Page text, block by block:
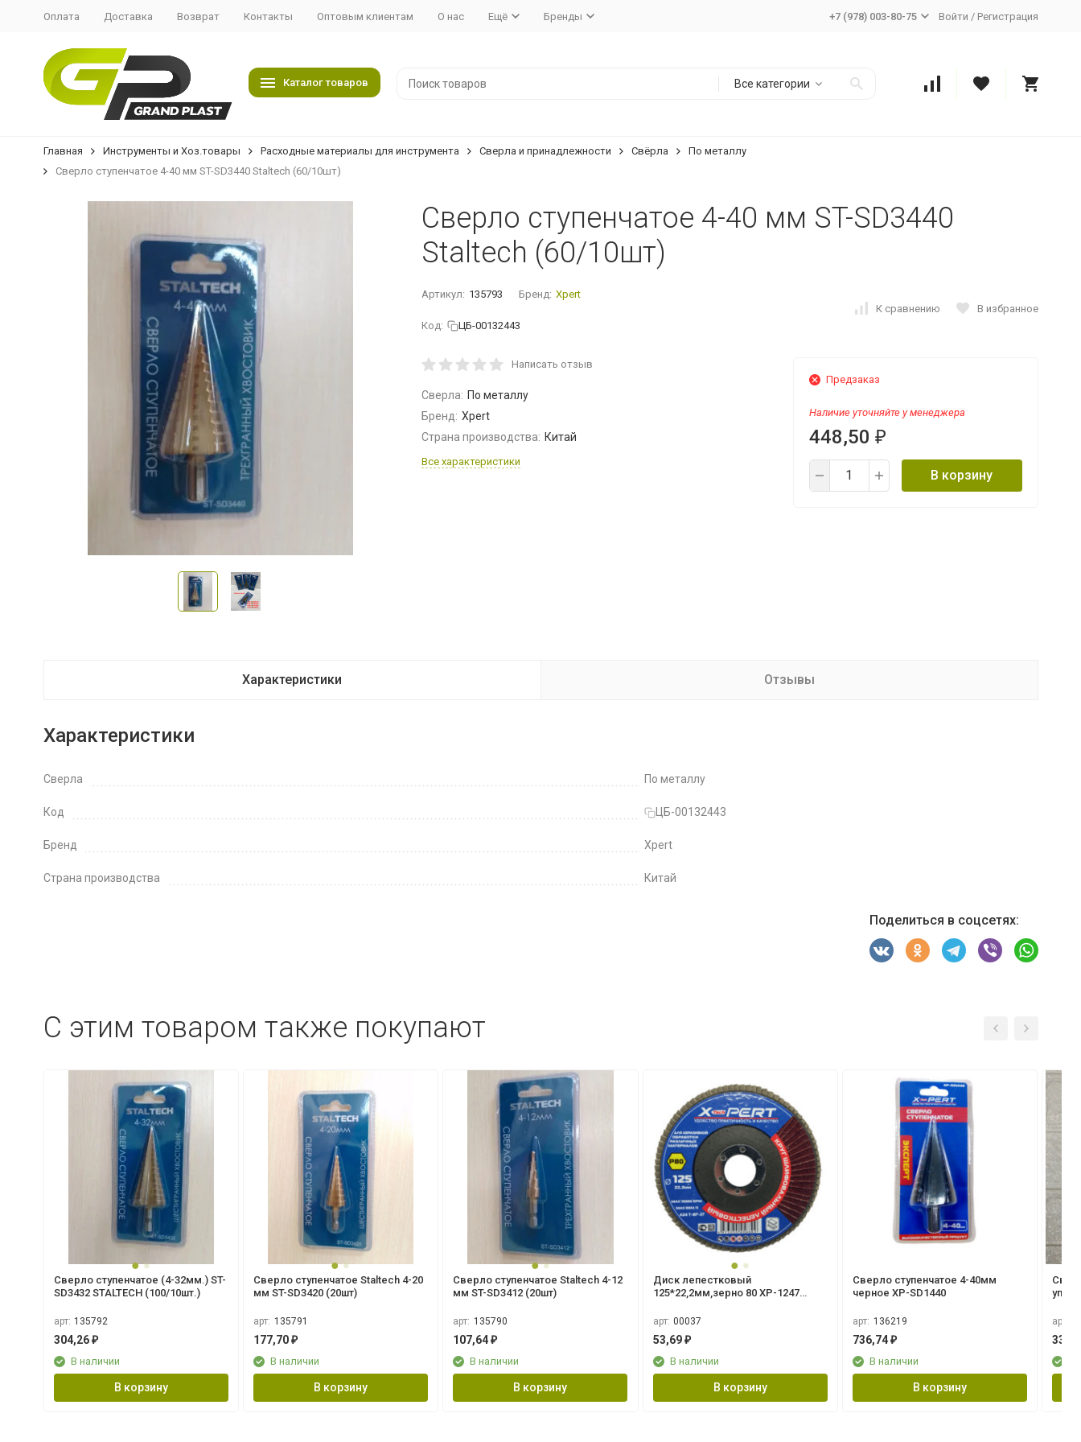
Оплата Доставка Возврат Контакты Оптовым клиентам О нас Ещё Бренды +7 (978) 003-80-75 Войти / Регистрация
Каталог товаров Все категории
Главная Инструменты и Хоз.товары Расходные материалы для инструмента Сверла и принадлежности Свёрла
По металлу
Сверло ступенчатое 4-40 мм ST-SD3440 Staltech (60/10шт)
Сверло ступенчатое 4-40 мм ST-SD3440
Staltech (60/10шт)
Артикул: 135793 Бренд: Xpert
Код: ЦБ-00132443
К сравнению В избранное
Написать отзыв
Сверла: По металлу
Бренд: Xpert
Страна производства: Китай
Все характеристики
Предзаказ
Наличие уточняйте у менеджера
448,50 ₽
В корзину
Характеристики Отзывы
Характеристики
Сверла По металлу
Код ЦБ-00132443
Бренд Xpert
Страна производства Китай
Поделиться в соцсетях:
C этим товаром также покупают
Сверло ступенчатое (4-32мм.) ST-
SD3432 STALTECH (100/10шт.)
арт: 135792
304,26 ₽
В наличии
В корзину
Сверло ступенчатое Staltech 4-20
мм ST-SD3420 (20шт)
арт: 135791
177,70 ₽
В наличии
В корзину
Сверло ступенчатое Staltech 4-12
мм ST-SD3412 (20шт)
арт: 135790
107,64 ₽
В наличии
В корзину
Диск лепестковый
125*22,2мм,зерно 80 XP-1247
арт: 00037
53,69 ₽
В наличии
В корзину
Сверло ступенчатое 4-40мм
черное XP-SD1440
арт: 136219
736,74 ₽
В наличии
В корзину
арт:
33,49